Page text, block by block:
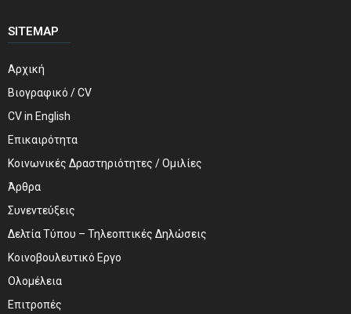
SITEMAP
Αρχική
Βιογραφικό / CV
CV in English
Επικαιρότητα
Κοινωνικές Δραστηριότητες / Ομιλίες
Άρθρα
Συνεντεύξεις
Δελτία Τύπου – Τηλεοπτικές Δηλώσεις
Κοινοβουλευτικό Εργο
Ολομέλεια
Επιτροπές